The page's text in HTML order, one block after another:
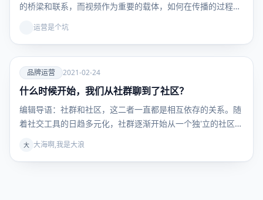
的桥梁和联系，而视频作为重要的载体，如何在传播的过程中
运营是个坑
爱
品牌运
品牌运营 2021-02-24
什么时候开始，我们从社群聊到了社区？
编辑导语：社群和社区，这二者一直都是相互依存的关系。随
着社交工具的日趋多元化，社群逐渐开始从一个独'立的社区
大 大海啊,我是大浪